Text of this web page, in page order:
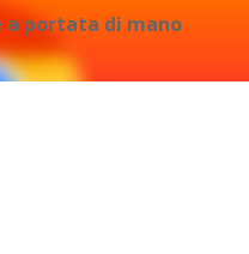
portata di mano